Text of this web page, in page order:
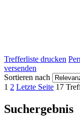
Trefferliste drucken
versenden
Sortieren nach
1 2 Letzte Seite 17
Suchergebnis